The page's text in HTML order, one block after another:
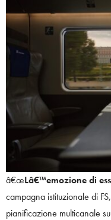
â€œLâ€™emozione di
campagna istituzionale di
pianificazione multicanale su